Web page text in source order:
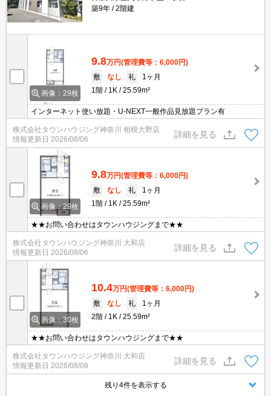
築9年
2階建
画像：29枚
9.8万円(管理費等：6,000円)
敷
なし 礼
1ヶ月
1階
1K 25.59m²
インターネット使い放題・U-NEXT一般作品見放題プラン有
株式会社タウンハウジング神奈川 相模大野店
情報更新日 2026/08/06
詳細を見る
画像：29枚
9.8万円(管理費等：6,000円)
敷
なし 礼
1ヶ月
1階
1K 25.59m²
★★お問い合わせはタウンハウジングまで★★
株式会社タウンハウジング神奈川 大和店
情報更新日 2026/08/06
詳細を見る
画像：30枚
10.4万円(管理費等：6,000円)
敷
なし 礼
1ヶ月
2階
1K 25.59m²
★★お問い合わせはタウンハウジングまで★★
株式会社タウンハウジング神奈川 大和店
情報更新日 2026/08/08
詳細を見る
残り4件を表示する